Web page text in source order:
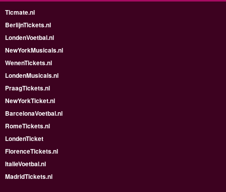
Ticmate.nl
BerlijnTickets.nl
LondenVoetbal.nl
NewYorkMusicals.nl
WenenTickets.nl
LondenMusicals.nl
PraagTickets.nl
NewYorkTicket.nl
BarcelonaVoetbal.nl
RomeTickets.nl
LondenTicket
FlorenceTickets.nl
ItalieVoetbal.nl
MadridTickets.nl